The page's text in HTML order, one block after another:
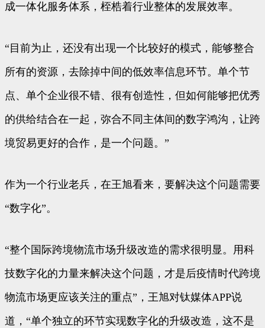
成一体化服务体系，桎梏着行业整体的发展效率。
“目前为止，还没有出现一个比较好的模式，能够整合
所有的资源，去除掉中间的低效率信息环节。单个节
点、单个企业很不错、很有创造性，但如何能够把优秀
的供给结合在一起，弥合不同主体间的数字鸿沟，让跨
境贸易更好的合作，是一个问题。”
作为一个行业老兵，在王旭看来，要解决这个问题需要
“数字化”。
“整个国际跨境物流市场升级改造的需求很明显。用科
技数字化的力量来解决这个问题，才是后疫情时代跨境
物流市场更应该关注的重点”，王旭对钛媒体APP说
道，“单个独立的环节实现数字化的升级改造，这不是